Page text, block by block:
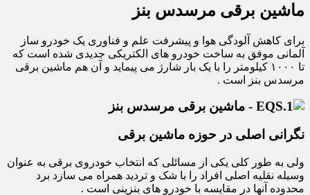
ماشین برقی مرسدس بنز
برای کاهش آلودگی هوا و پیشرفت علم و فناوری یک خودرو ساز
آلمانی موفق به ساخت خودرو های الکتریکی جدیدی شده است که
تا ۱۰۰۰ کیلومتر را با یک بار شارژ می پیماید و آن هم ماشین برقی
مرسدس بنز است .
نگرانی اصلی در حوزه ماشین برقی
ولی به طور کلی یکی از مسائلی که انتخاب خودروی برقی به عنوان
وسیله نقلیه اصلی افراد را با شک و تردید همراه می سازد برد
محدوده آنها در مقایسه با خودرو های بنزینی است .